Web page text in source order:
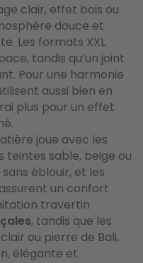
clair, effet bois ou
douce et
Les formats XXL
tandis qu’un joint
Pour une harmonie
aussi bien en
plus pour un effet
joue avec les
teintes sable, beige ou
éblouir, et les
un confort
travertin
, tandis que les
ou pierre de Bali,
élégante et